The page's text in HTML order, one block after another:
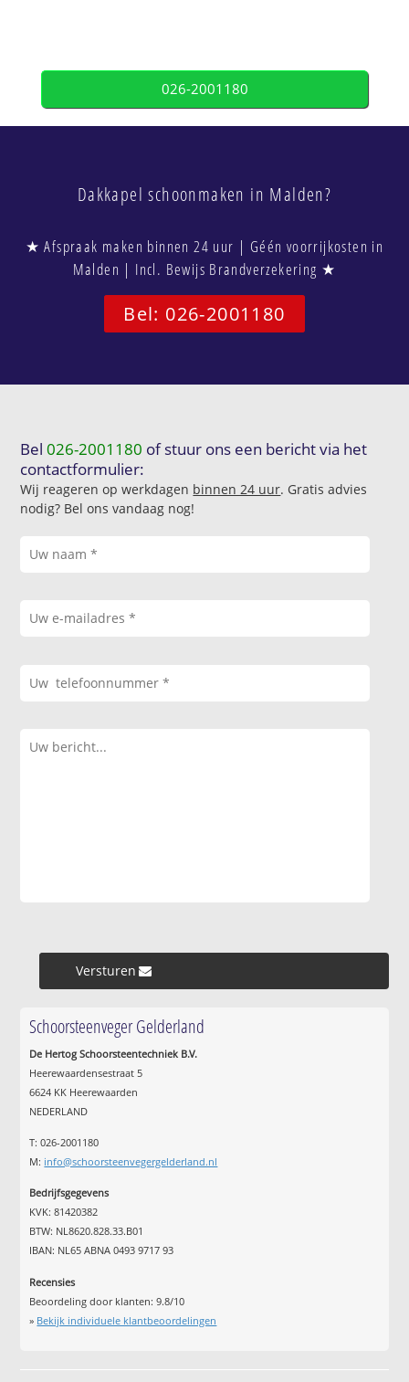
026-2001180
Dakkapel schoonmaken in Malden?
★ Afspraak maken binnen 24 uur | Géén voorrijkosten in
Malden | Incl. Bewijs Brandverzekering ★
Bel: 026-2001180
Bel026-2001180 of stuur ons een bericht via het
contactformulier:
Wij reageren op werkdagen binnen 24 uur. Gratis advies
nodig? Bel ons vandaag nog!
Versturen »
Schoorsteenveger Gelderland
De Hertog Schoorsteentechniek B.V.
Heerewaardensestraat 5
6624 KK Heerewaarden
NEDERLAND
T: 026-2001180
M: info@schoorsteenvegergelderland.nl
Bedrijfsgegevens
KVK: 81420382
BTW: NL8620.828.33.B01
IBAN: NL65 ABNA 0493 9717 93
Recensies
Beoordeling door klanten:9.8/10
» Bekijk individuele klantbeoordelingen